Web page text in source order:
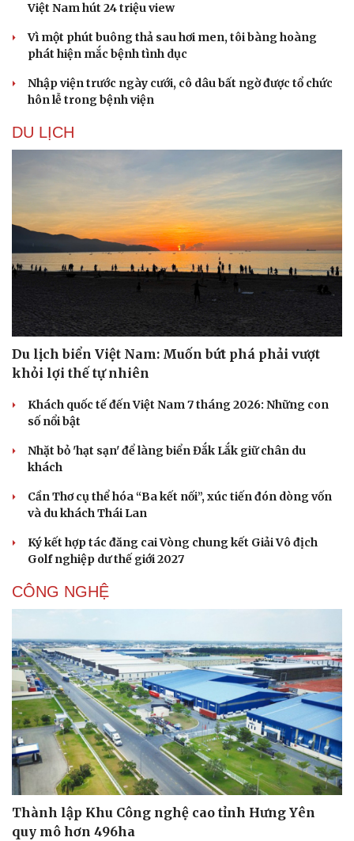
Nhi khoa
Làm đẹp - giảm cân
Phòng mạch online
Việt Nam hút 24 triệu view
Vì một phút buông thả sau hơi men, tôi bàng hoàng
phát hiện mắc bệnh tình dục
Nhập viện trước ngày cưới, cô dâu bất ngờ được tổ chức
hôn lễ trong bệnh viện
DU LỊCH
Du lịch biển Việt Nam: Muốn bứt phá phải vượt
khỏi lợi thế tự nhiên
Khách quốc tế đến Việt Nam 7 tháng 2026: Những con
số nổi bật
Nhặt bỏ 'hạt sạn' để làng biển Đắk Lắk giữ chân du
khách
Cần Thơ cụ thể hóa “Ba kết nối”, xúc tiến đón dòng vốn
và du khách Thái Lan
Ký kết hợp tác đăng cai Vòng chung kết Giải Vô địch
Golf nghiệp dư thế giới 2027
CÔNG NGHỆ
Thành lập Khu Công nghệ cao tỉnh Hưng Yên
quy mô hơn 496ha